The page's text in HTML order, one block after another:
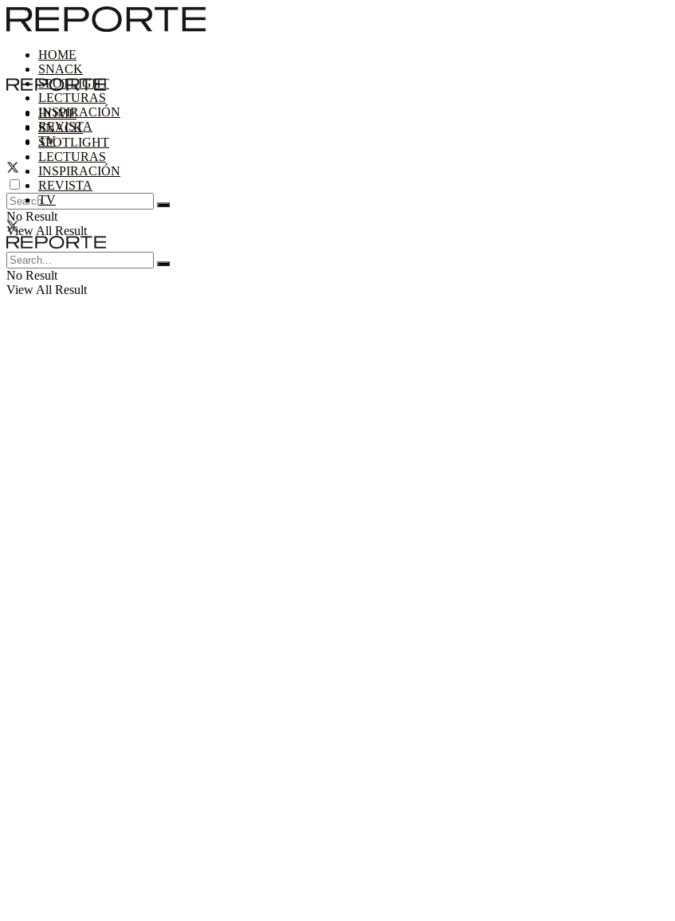
HOME
SNACK
SPOTLIGHT
LECTURAS
INSPIRACIÓN
REVISTA
TV
No Result
View All Result
HOME
SNACK
SPOTLIGHT
LECTURAS
INSPIRACIÓN
REVISTA
TV
No Result
View All Result